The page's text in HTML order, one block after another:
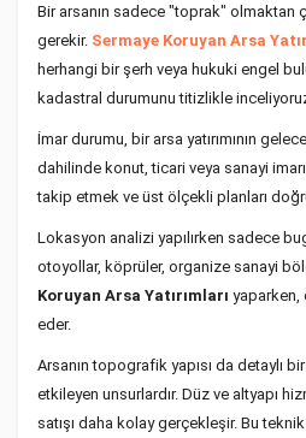
Bir arsanın sadece "toprak" olmaktan
gerekir. Sermaye Koruyan Arsa
herhangi bir şerh veya hukuki engel
kadastral durumunu titizlikle
İmar durumu, bir arsa yatırımının
dahilinde konut, ticari veya sanayi
takip etmek ve üst ölçekli planları
Lokasyon analizi yapılırken sadece
otoyollar, köprüler, organize sanayi
Koruyan Arsa Yatırımları yaparken,
eder.
Arsanın topografik yapısı da detaylı
etkileyen unsurlardır. Düz ve altyapı
satışı daha kolay gerçekleşir. Bu